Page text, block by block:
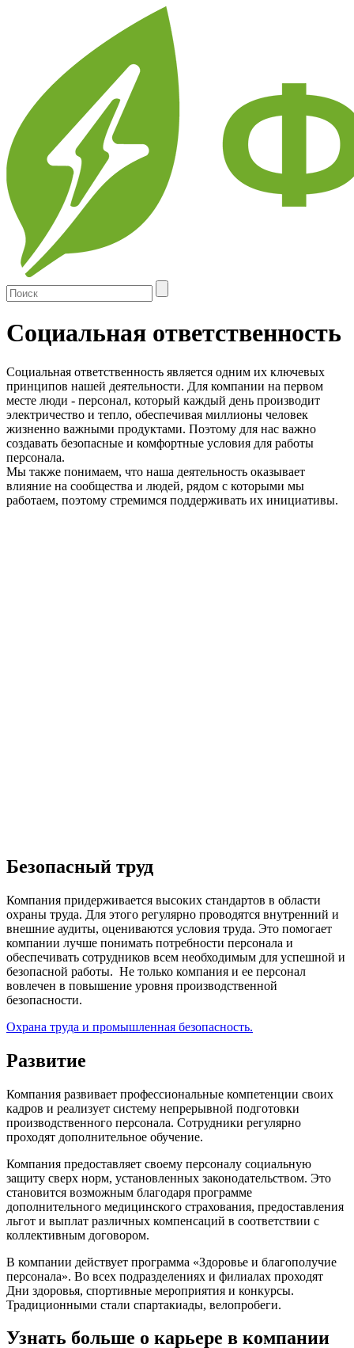
Социальная ответственность
Социальная ответственность является одним их ключевых
принципов нашей деятельности. Для компании на первом
месте люди - персонал, который каждый день производит
электричество и тепло, обеспечивая миллионы человек
жизненно важными продуктами. Поэтому для нас важно
создавать безопасные и комфортные условия для работы
персонала.
Мы также понимаем, что наша деятельность оказывает
влияние на сообщества и людей, рядом с которыми мы
работаем, поэтому стремимся поддерживать их инициативы.
Безопасный труд
Компания придерживается высоких стандартов в области
охраны труда. Для этого регулярно проводятся внутренний и
внешние аудиты, оцениваются условия труда. Это помогает
компании лучше понимать потребности персонала и
обеспечивать сотрудников всем необходимым для успешной и
безопасной работы. Не только компания и ее персонал
вовлечен в повышение уровня производственной
безопасности.
Охрана труда и промышленная безопасность.
Развитие
Компания развивает профессиональные компетенции своих
кадров и реализует систему непрерывной подготовки
производственного персонала. Сотрудники регулярно
проходят дополнительное обучение.
Компания предоставляет своему персоналу социальную
защиту сверх норм, установленных законодательством. Это
становится возможным благодаря программе
дополнительного медицинского страхования, предоставления
льгот и выплат различных компенсаций в соответствии с
коллективным договором.
В компании действует программа «Здоровье и благополучие
персонала». Во всех подразделениях и филиалах проходят
Дни здоровья, спортивные мероприятия и конкурсы.
Традиционными стали спартакиады, велопробеги.
Узнать больше о карьере в компании